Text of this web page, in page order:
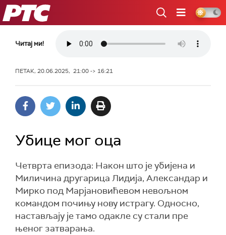
РТС
Читај ми!
ПЕТАК, 20.06.2025, 21:00 -> 16:21
Убице мог оца
Четврта епизода: Након што је убијена и
Миличина другарица Лидија, Александар и
Мирко под Марјановићевом невољном
командом почињу нову истрагу. Односно,
настављају је тамо одакле су стали пре
њеног затварања.